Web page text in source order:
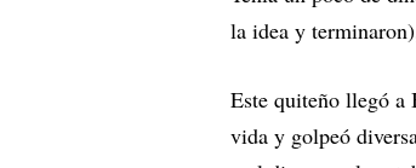
la idea y
Este quiteño llegó a
vida y golpeó